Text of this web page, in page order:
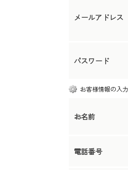
メールアドレス
パスワード
お客様情報の入力
お名前
電話番号